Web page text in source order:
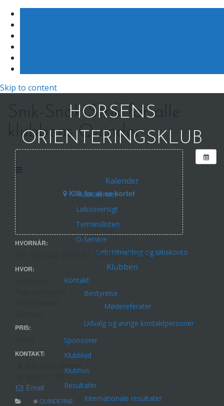
Skip to content
HORSENS
ORIENTERINGSKLUB
Kalender
Klubkalender
Løbsoversigt
Terminslisten
O-Service
Løbstilmelding og løbskonto
Klubben
Kontakt
Bestyrelse
Mødereferater
Udvalg og øvrige kontaktpersoner
Sponsorer
Klubblad
Klubhus
Resultater
Internationale resultater
Snik-Snak-Strik for alle
klubbens Quinder
Klik for at se kortet
HVORNÅR:
10. februar 2016 kl. 18:00 – 21:00
HVOR:
PRIS:
KONTAKT:
Elin Holm Jensen
Email
QUINDERNE